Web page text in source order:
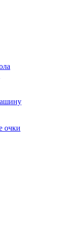
очки